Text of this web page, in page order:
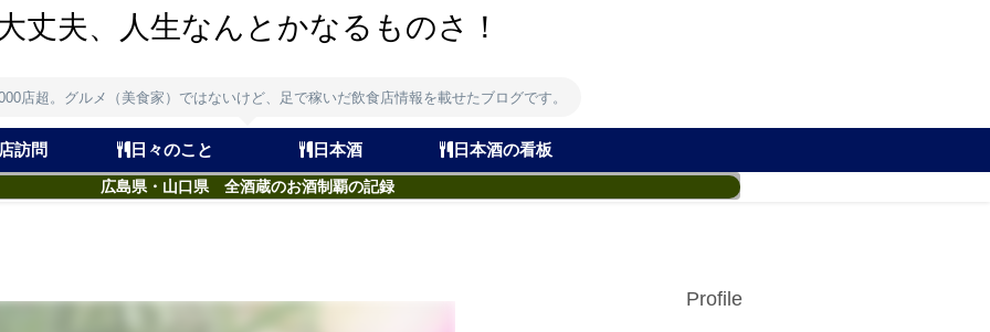
丈夫、人生なんとかなるものさ！
店超。グルメ（美食家）ではないけど、足で稼いだ飲食店情報を載せたブログです。
訪問 日々のこと 日本酒 日本酒の看板
広島県・山口県 全酒蔵のお酒制覇の記録
Profile